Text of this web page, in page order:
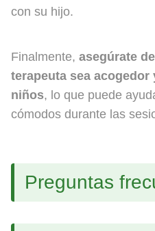
con su hijo.
Finalmente, asegúrate
terapeuta sea acogedor
niños, lo que puede
cómodos durante las
Preguntas